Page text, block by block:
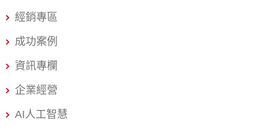
經銷專區
成功案例
資訊專欄
企業經營
AI人工智慧